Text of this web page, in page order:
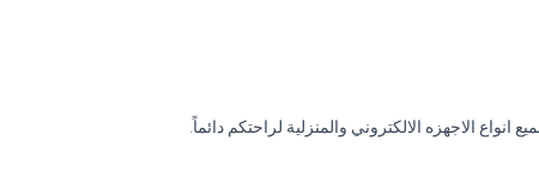
الاجهزه الالكتروني والمنزلية لراحتكم دائماً.